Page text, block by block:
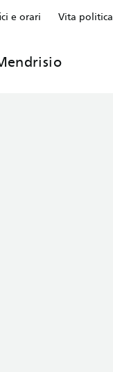
e orari Vita politica